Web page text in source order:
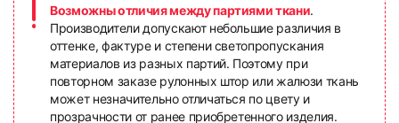
Возможны отличия между партиями ткани.
Производители допускают небольшие различия в
оттенке, фактуре и степени светопропускания
материалов из разных партий. Поэтому при
повторном заказе рулонных штор или жалюзи ткань
может незначительно отличаться по цвету и
прозрачности от ранее приобретенного изделия.